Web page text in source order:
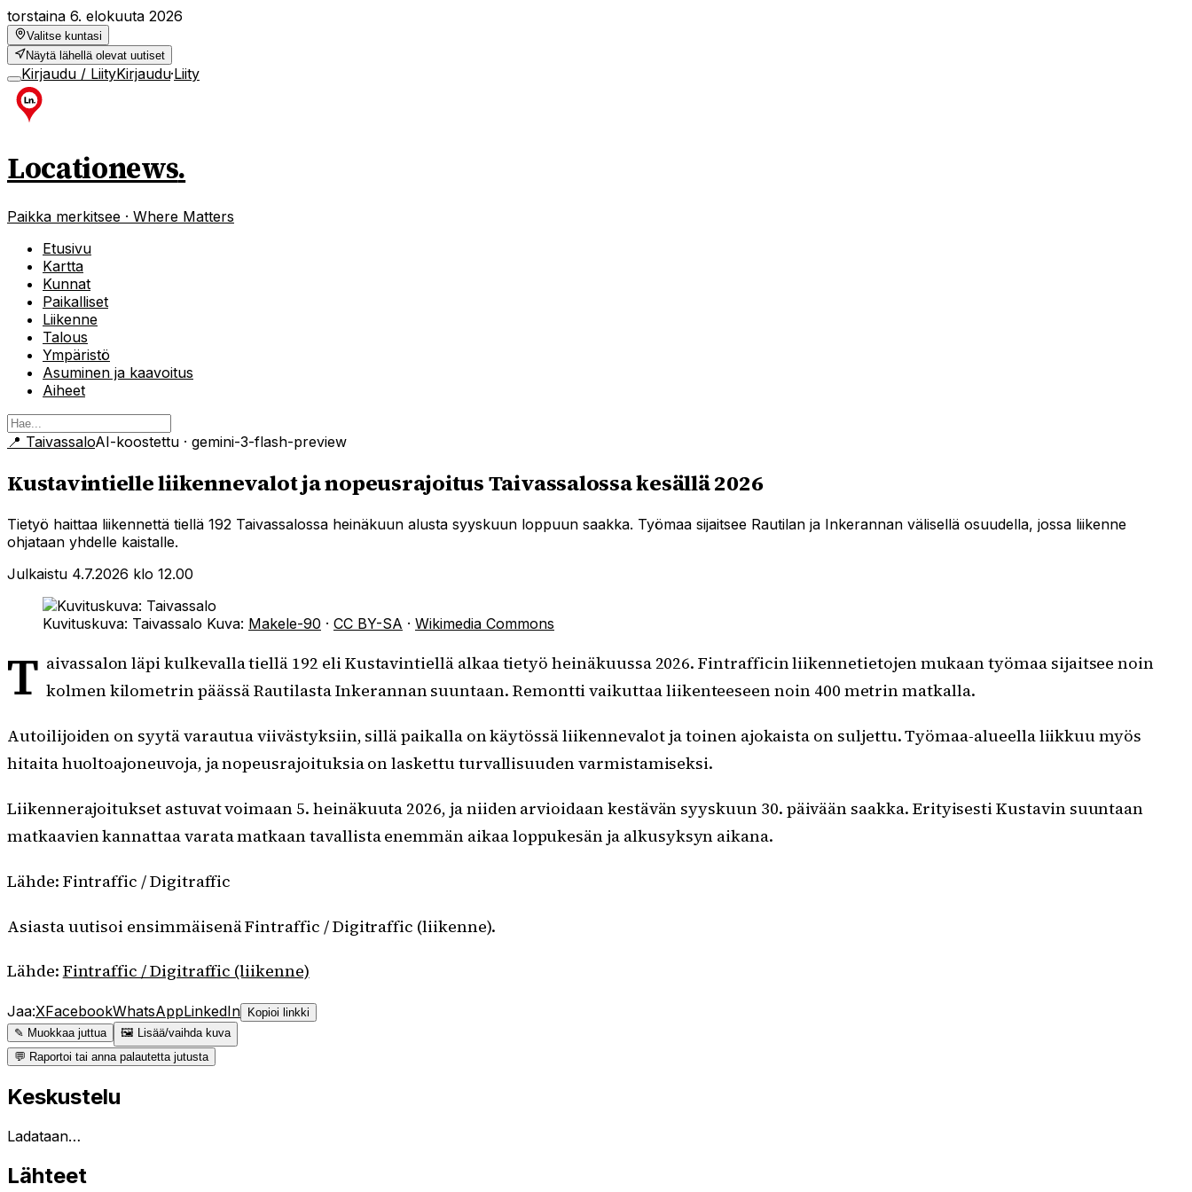
torstaina 6. elokuuta 2026
Valitse kuntasi
Näytä lähellä olevat uutiset
Kirjaudu / LiityKirjaudu·Liity
Locationews.
Paikka merkitsee · Where Matters
Etusivu
Kartta
Kunnat
Paikalliset
Liikenne
Talous
Ympäristö
Asuminen ja kaavoitus
Aiheet
📍 TaivassaloAI-koostettu · gemini-3-flash-preview
Kustavintielle liikennevalot ja nopeusrajoitus Taivassalossa kesällä 2026
Tietyö haittaa liikennettä tiellä 192 Taivassalossa heinäkuun alusta syyskuun loppuun saakka. Työmaa sijaitsee Rautilan ja Inkerannan välisellä osuudella, jossa liikenne
ohjataan yhdelle kaistalle.
Julkaistu 4.7.2026 klo 12.00
Kuvituskuva: Taivassalo Kuva: Makele-90 · CC BY-SA · Wikimedia Commons
T aivassalon läpi kulkevalla tiellä 192 eli Kustavintiellä alkaa tietyö heinäkuussa 2026. Fintrafficin liikennetietojen mukaan työmaa sijaitsee noin
kolmen kilometrin päässä Rautilasta Inkerannan suuntaan. Remontti vaikuttaa liikenteeseen noin 400 metrin matkalla.
Autoilijoiden on syytä varautua viivästyksiin, sillä paikalla on käytössä liikennevalot ja toinen ajokaista on suljettu. Työmaa-alueella liikkuu myös
hitaita huoltoajoneuvoja, ja nopeusrajoituksia on laskettu turvallisuuden varmistamiseksi.
Liikennerajoitukset astuvat voimaan 5. heinäkuuta 2026, ja niiden arvioidaan kestävän syyskuun 30. päivään saakka. Erityisesti Kustavin suuntaan
matkaavien kannattaa varata matkaan tavallista enemmän aikaa loppukesän ja alkusyksyn aikana.
Lähde: Fintraffic / Digitraffic
Asiasta uutisoi ensimmäisenä Fintraffic / Digitraffic (liikenne).
Lähde: Fintraffic / Digitraffic (liikenne)
Jaa:XFacebookWhatsAppLinkedIn
Kopioi linkki
✎ Muokkaa juttua
🖼 Lisää/vaihda kuva
💬 Raportoi tai anna palautetta jutusta
Keskustelu
Ladataan…
Lähteet